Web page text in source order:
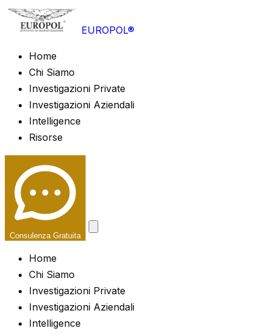
EUROPOL®
Home
Chi Siamo
Investigazioni Private
Investigazioni Aziendali
Intelligence
Risorse
Consulenza Gratuita
Home
Chi Siamo
Investigazioni Private
Investigazioni Aziendali
Intelligence